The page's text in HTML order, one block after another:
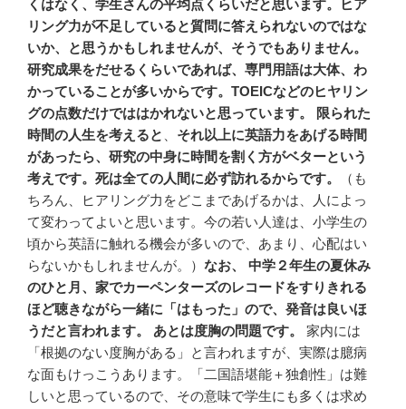
くはなく、学生さんの平均点くらいだと思います。ヒア
リング力が不足していると質問に答えられないのではな
いか、と思うかもしれませんが、そうでもありません。
研究成果をだせるくらいであれば、専門用語は大体、わ
かっていることが多いからです。TOEICなどのヒヤリン
グの点数だけでははかれないと思っています。
限られた
時間の人生を考えると
それ以上に英語力をあげる時間
があったら、研究の中身に時間を割く方がベターという
考えです。死は全ての人間に必ず訪れるからです。
（も
ちろん、ヒアリング力をどこまであげるかは、人によっ
て変わってよいと思います。今の若い人達は、小学生の
頃から英語に触れる機会が多いので、あまり、心配はい
らないかもしれませんが。） なお、 中学２年生の夏休み
のひと月、家でカーペンターズのレコードをすりきれる
ほど聴きながら一緒に「はもった」ので、発音は良いほ
うだと言われます。 あとは度胸の問題です。 家内には
「根拠のない度胸がある」と言われますが、実際は臆病
な面もけっこうあります。「二国語堪能＋独創性」は難
しいと思っているので、その意味で学生にも多くは求め